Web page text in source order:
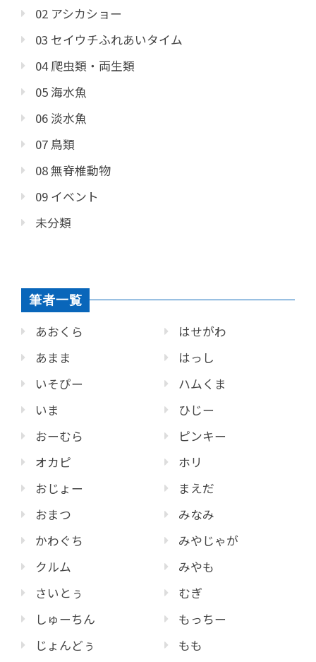
02 アシカショー
03 セイウチふれあいタイム
04 爬虫類・両生類
05 海水魚
06 淡水魚
07 鳥類
08 無脊椎動物
09 イベント
未分類
筆者一覧
あおくら
あまま
いそぴー
いま
おーむら
オカピ
おじょー
おまつ
かわぐち
クルム
さいとぅ
しゅーちん
じょんどぅ
はせがわ
はっし
ハムくま
ひじー
ピンキー
ホリ
まえだ
みなみ
みやじゃが
みやも
むぎ
もっちー
もも